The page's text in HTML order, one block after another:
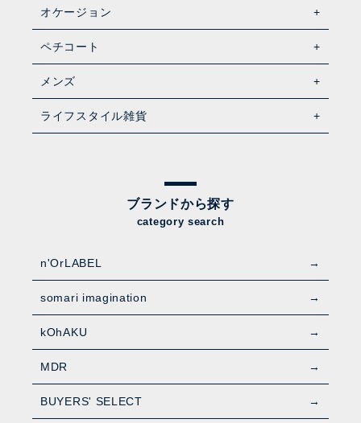
オケージョン
ペチコート
メンズ
ライフスタイル雑貨
ブランドから探す
category search
n'OrLABEL
somari imagination
kOhAKU
MDR
BUYERS' SELECT